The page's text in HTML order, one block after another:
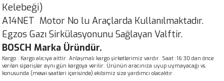
Kelebeği)
A14NET Motor No lu Araçlarda Kullanılmaktadır.
Egzos Gazı Sirkülasyonunu Sağlayan Valftir.
BOSCH Marka Üründür.
Kargo : Kargo alıcıya aittir. Anlaşmalı kargo şirketlerimiz vardır. Saat :16:30 dan önce
verilen siparişler aynı gün kargoya verilir. Ürünün aracınıza uyup uymayacağı vs.
konusunda (mesai saatleri içerisinde) ekibimiz size yardımcı olacaktır.